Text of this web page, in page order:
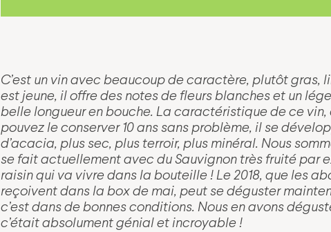
C’est un vin avec beaucoup de caractère, plutôt gras,
est jeune, il offre des notes de fleurs blanches et un
belle longueur en bouche. La caractéristique de ce vin,
pouvez le conserver 10 ans sans problème, il se
d’acacia, plus sec, plus terroir, plus minéral. Nous
se fait actuellement avec du Sauvignon très fruité par
raisin qui va vivre dans la bouteille ! Le 2018, que les
reçoivent dans la box de mai, peut se déguster
c’est dans de bonnes conditions. Nous en avons
c’était absolument génial et incroyable !